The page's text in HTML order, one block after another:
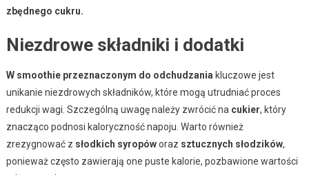
zbędnego cukru.
Niezdrowe składniki i dodatki
W smoothie przeznaczonym do odchudzania kluczowe jest
unikanie niezdrowych składników, które mogą utrudniać proces
redukcji wagi. Szczególną uwagę należy zwrócić na cukier, który
znacząco podnosi kaloryczność napoju. Warto również
zrezygnować z słodkich syropóworaz sztucznych słodzików,
ponieważ często zawierają one puste kalorie, pozbawione wartości